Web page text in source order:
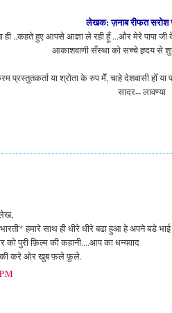
लेखक: ज़नाब रीफत सरोश
..कहते हुए आपसे आज्ञा ले रही हूँ ...और मेरे पापा जी
आकाशवाणी सँस्था को सच्चे ह्र्दय से
या श्रोता के रुप मेँ, चाहे देशवासी होँ या
सादर-- लावण्या
हमारे साथ ही धीरे धीरे बढा हुआ हे अपने
को पुरी फ़िल्म की कहानी....आप का धन्यवाद
करे ओर खुब फ़ले फ़ुले.